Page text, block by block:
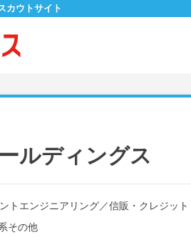
カウトサイト
ルディングス
トエンジニアリング／信販・クレジッ
その他